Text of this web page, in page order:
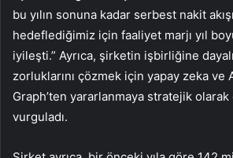
bu yılın sonuna kadar serbest nakit
hedeflediğimiz için faaliyet marjı yıl
iyileşti.” Ayrıca, şirketin işbirliğine
zorluklarını çözmek için yapay zeka ve
Graph’ten yararlanmaya stratejik olarak
vurguladı.